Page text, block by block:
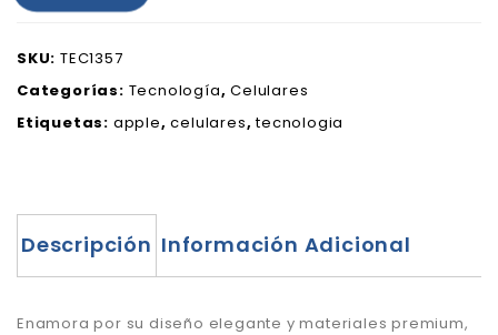
SKU: TEC1357
Categorías: Tecnología,Celulares
Etiquetas: apple,celulares,tecnologia
Descripción Información Adicional
Enamora por su diseño elegante y materiales premium,